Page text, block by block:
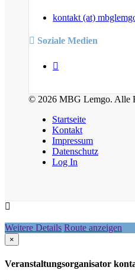
kontakt (at)
Soziale Medien
© 2026 MBG Lemgo. Alle
Startseite
Kontakt
Impressum
Datenschutz
Log In
Weitere Details Route anzeigen
×
Veranstaltungsorganisator